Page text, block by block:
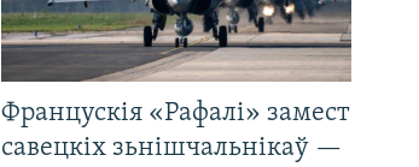
Францускія «Рафалі» замест
савецкіх зьнішчальнікаў —